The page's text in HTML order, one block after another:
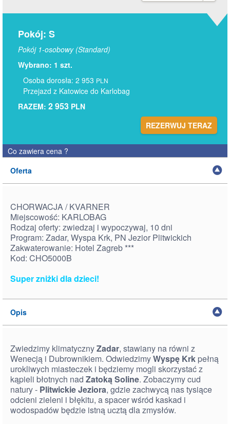
Pokój: S
Pokój 1-osobowy (Standard)
Wybrano: 1 szt.
Osoba dorosła: 2 953 PLN
Przejazd z Katowice do Karlobag
RAZEM: 2 953 PLN
REZERWUJ TERAZ
Co zawiera cena ?
Oferta
CHORWACJA / KVARNER
Miejscowość: KARLOBAG
Rodzaj oferty: zwiedzaj i wypoczywaj, 10 dni
Program: Zadar, Wyspa Krk, PN Jezior Plitwickich
Zakwaterowanie: Hotel Zagreb ***
Kod: CHO5000B
Super zniżki dla dzieci!
Opis
Zwiedzimy klimatycznyZadar, stawiany na równi z
Wenecją i Dubrownikiem. OdwiedzimyWyspę Krk pełną
urokliwych miasteczek i będziemy mogli skorzystać z
kąpieli błotnych nad Zatoką Soline. Zobaczymy cud
natury - Plitwickie Jeziora, gdzie zachwycą nas tysiące
odcieni zieleni i błękitu, a spacer wśród kaskad i
wodospadów będzie istną ucztą dla zmysłów.